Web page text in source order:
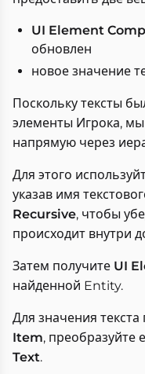
UI Element
обновлен
новое значение
Поскольку тексты
элементы Игрока,
напрямую через
Для этого
указав имя
Recursive, чтобы
происходит внутри
Затем получите UI
найденной Entity.
Для значения текста
Item, преобразуйте
Text.